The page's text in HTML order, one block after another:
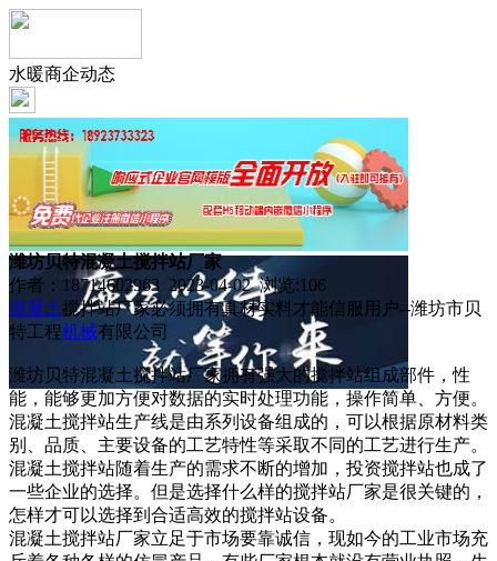
水暖商企动态
潍坊贝特混凝土搅拌站厂家
作者：18714602963 2023-04-02 浏览:106
混凝土搅拌站厂家必须拥有真材实料才能信服用户--潍坊市贝
特工程机械有限公司
潍坊贝特混凝土搅拌站厂家拥有强大的搅拌站组成部件，性
能，能够更加方便对数据的实时处理功能，操作简单、方便。
混凝土搅拌站生产线是由系列设备组成的，可以根据原材料类
别、品质、主要设备的工艺特性等采取不同的工艺进行生产。
混凝土搅拌站随着生产的需求不断的增加，投资搅拌站也成了
一些企业的选择。但是选择什么样的搅拌站厂家是很关键的，
怎样才可以选择到合适高效的搅拌站设备。
混凝土搅拌站厂家立足于市场要靠诚信，现如今的工业市场充